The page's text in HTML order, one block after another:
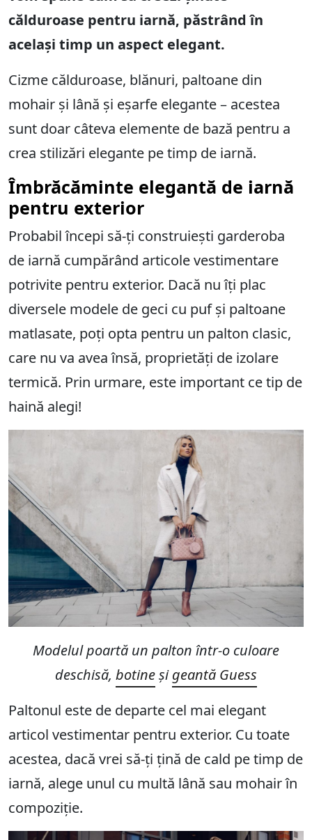
călduroase pentru iarnă, păstrând în
același timp un aspect elegant.
Cizme călduroase, blănuri, paltoane din
mohair și lână și eșarfe elegante – acestea
sunt doar câteva elemente de bază pentru a
crea stilizări elegante pe timp de iarnă.
Îmbrăcăminte elegantă de iarnă
pentru exterior
Probabil începi să-ți construiești garderoba
de iarnă cumpărând articole vestimentare
potrivite pentru exterior. Dacă nu îți plac
diversele modele de geci cu puf și paltoane
matlasate, poți opta pentru un palton clasic,
care nu va avea însă, proprietăți de izolare
termică. Prin urmare, este important ce tip de
haină alegi!
Modelul poartă un palton într-o culoare
deschisă, botineșigeantă Guess
Paltonul este de departe cel mai elegant
articol vestimentar pentru exterior. Cu toate
acestea, dacă vrei să-ți țină de cald pe timp de
iarnă, alege unul cu multă lână sau mohair în
compoziție.